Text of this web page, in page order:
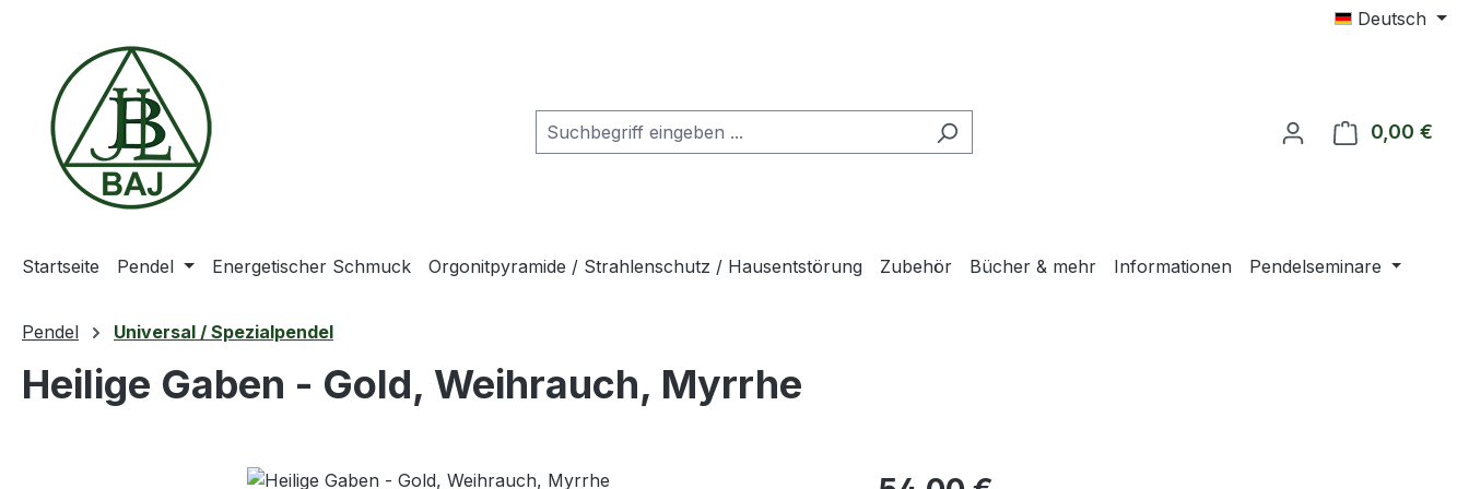
Deutsch
0,00 €
Startseite Pendel Energetischer Schmuck Orgonitpyramide / Strahlenschutz / Hausentstörung Zubehör Bücher & mehr Informationen Pendelseminare
Pendel Universal / Spezialpendel
Heilige Gaben - Gold, Weihrauch, Myrrhe
Regulärer Preis: